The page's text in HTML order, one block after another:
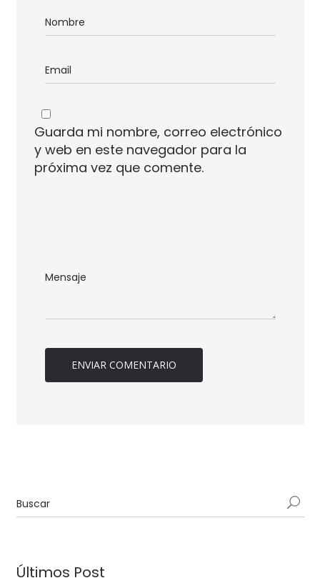
Guarda mi nombre, correo electrónico
y web en este navegador para la
próxima vez que comente.
Últimos Post